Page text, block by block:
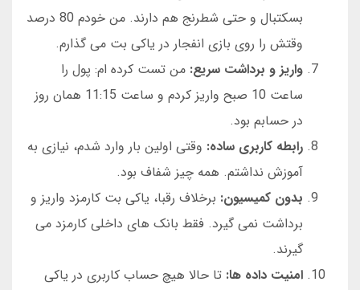
بسکتبال و حتی شطرنج هم دارند. من خودم 80 درصد
وقتش را روی بازی انفجار در یاکی بت می گذارم.
واریز و برداشت سریع: من تست کرده ام: پول را
ساعت 10 صبح واریز کردم و ساعت 11:15 همان روز
در حسابم بود.
رابطه کاربری ساده: وقتی اولین بار وارد شدم، نیازی به
آموزش نداشتم. همه چیز شفاف بود.
بدون کمیسیون: برخلاف رقبا، یاکی بت کارمزد واریز و
برداشت نمی گیرد. فقط بانک های داخلی کارمزد می
گیرند.
امنیت داده ها: تا حالا هیچ حساب کاربری در یاکی